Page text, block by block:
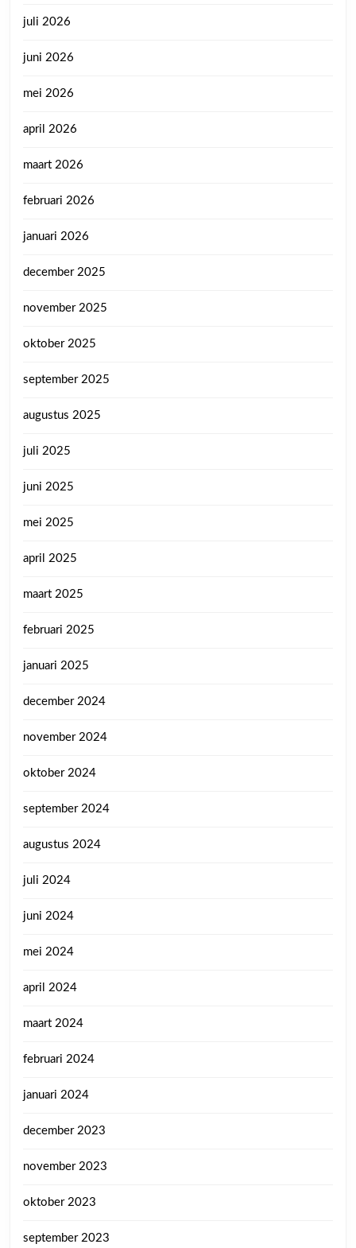
juli 2026
juni 2026
mei 2026
april 2026
maart 2026
februari 2026
januari 2026
december 2025
november 2025
oktober 2025
september 2025
augustus 2025
juli 2025
juni 2025
mei 2025
april 2025
maart 2025
februari 2025
januari 2025
december 2024
november 2024
oktober 2024
september 2024
augustus 2024
juli 2024
juni 2024
mei 2024
april 2024
maart 2024
februari 2024
januari 2024
december 2023
november 2023
oktober 2023
september 2023